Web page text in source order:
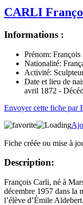
CARLI
Informations :
Prénom: François
Nationalité:
Activité:
Date et lieu de
avril 1872 -
Envoyer cette fiche par
Fiche créée ou mise à
Description:
François Carli, né à
décembre 1957 dans la
l’élève d’Émile Aldebert.